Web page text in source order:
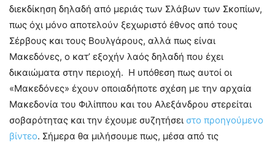
διεκδίκηση δηλαδή από μεριάς των Σλάβων των Σκοπίων,
πως όχι μόνο αποτελούν ξεχωριστό έθνος από τους
Σέρβους και τους Βουλγάρους, αλλά πως είναι
Μακεδόνες, ο κατ’ εξοχήν λαός δηλαδή που έχει
δικαιώματα στην περιοχή. Η υπόθεση πως αυτοί οι
«Μακεδόνες» έχουν οποιαδήποτε σχέση με την αρχαία
Μακεδονία του Φιλίππου και του Αλεξάνδρου στερείται
σοβαρότητας και την έχουμε συζητήσει στο προηγούμενο
βίντεο. Σήμερα θα μιλήσουμε πως, μέσα από τις